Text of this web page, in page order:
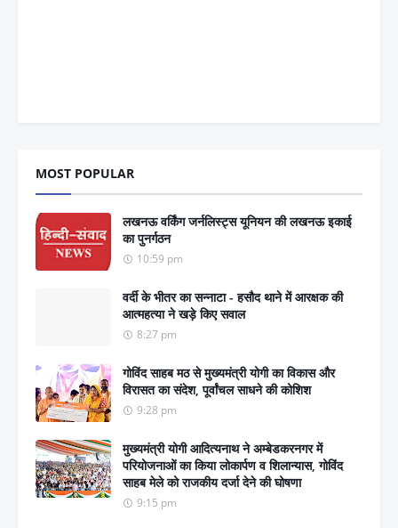
MOST POPULAR
लखनऊ वर्किंग जर्नलिस्ट्स यूनियन की लखनऊ इकाई
का पुनर्गठन
10:59 pm
वर्दी के भीतर का सन्नाटा - हसौद थाने में आरक्षक की
आत्महत्या ने खड़े किए सवाल
8:27 pm
गोविंद साहब मठ से मुख्यमंत्री योगी का विकास और
विरासत का संदेश, पूर्वांचल साधने की कोशिश
9:28 pm
मुख्यमंत्री योगी आदित्यनाथ ने अम्बेडकरनगर में
परियोजनाओं का किया लोकार्पण व शिलान्यास, गोविंद
साहब मेले को राजकीय दर्जा देने की घोषणा
9:15 pm